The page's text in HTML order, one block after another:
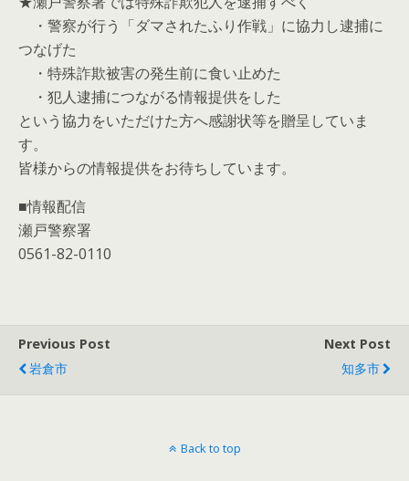
・警察が行う「ダマされたふり作戦」に協力し逮捕に
つなげた
・特殊詐欺被害の発生前に食い止めた
・犯人逮捕につながる情報提供をした
という協力をいただけた方へ感謝状等を贈呈していま
す。
皆様からの情報提供をお待ちしています。
■情報配信
瀬戸警察署
0561-82-0110
Previous Post
岩倉市
Next Post
知多市
Back to top